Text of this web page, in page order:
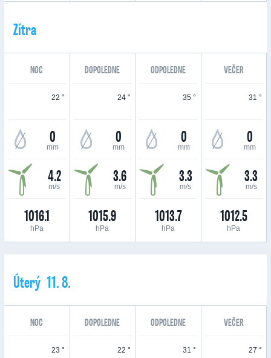
Zítra
NOC DOPOLEDNE ODPOLEDNE VEČER
22 °
0
mm
4.2
m/s
1016.1
hPa
24 °
0
mm
3.6
m/s
1015.9
hPa
35 °
0
mm
3.3
m/s
1013.7
hPa
31 °
0
mm
3.3
m/s
1012.5
hPa
Úterý 11. 8.
NOC DOPOLEDNE ODPOLEDNE VEČER
23 ° 22 ° 31 ° 27 °